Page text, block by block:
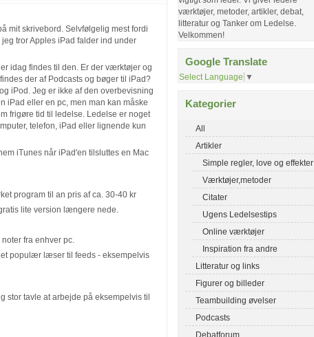
værktøjer, metoder, artikler, debat,
litteratur og Tanker om Ledelse.
Velkommen!
Google Translate
Select Language ▼
Kategorier
All
Artikler
Simple regler, love og effekter
Værktøjer,metoder
Citater
Ugens Ledelsestips
Online værktøjer
Inspiration fra andre
Litteratur og links
Figurer og billeder
Teambuilding øvelser
Podcasts
Debatforum
mit skrivebord. Selvfølgelig mest fordi
tror Apples iPad falder ind under
idag findes til den. Er der værktøjer og
der af Podcasts og bøger til iPad?
iPod. Jeg er ikke af den overbevisning
iPad eller en pc, men man kan måske
frigøre tid til ledelse. Ledelse er noget
telefon, iPad eller lignende kun
iTunes når iPad'en tilsluttes en Mac
program til an pris af ca. 30-40 kr
lite version længere nede.
fra enhver pc.
populær læser til feeds - eksempelvis
stor tavle at arbejde på eksempelvis til